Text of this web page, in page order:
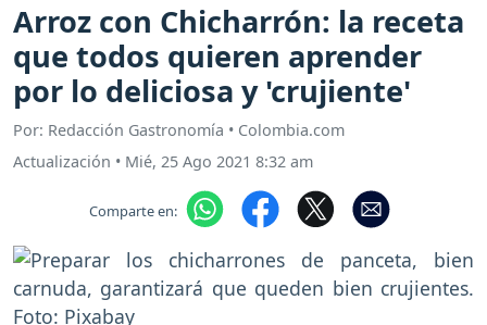
Arroz con Chicharrón: la receta
que todos quieren aprender
por lo deliciosa y 'crujiente'
Por: Redacción Gastronomía • Colombia.com
Actualización • Mié, 25 Ago 2021 8:32 am
Comparte en: